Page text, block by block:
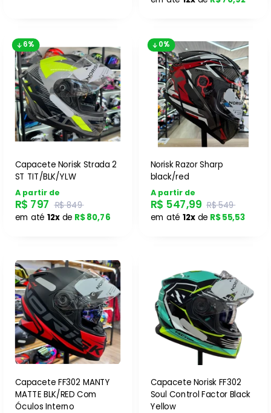
6%
Capacete Norisk Strada 2
ST TIT/BLK/YLW
A partir de
R$ 797 R$ 849
em até 12xde R$ 80,76
0%
Norisk Razor Sharp
black/red
A partir de
R$ 547,99 R$ 549
em até 12xde R$ 55,53
Capacete FF302 MANTY
MATTE BLK/RED Com
Óculos Interno
Capacete Norisk FF302
Soul Control Factor Black
Yellow